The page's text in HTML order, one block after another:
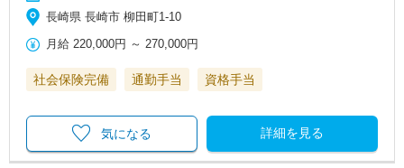
長崎県 長崎市 柳田町1-10
月給 220,000円 ～270,000円
社会保険完備 通勤手当 資格手当
詳細を見る
気になる